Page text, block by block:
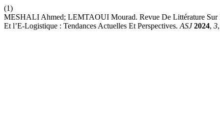
(1)
MESHALI Ahmed; LEMTAOUI Mourad. Revue De Littérature Sur
Et l’E-Logistique : Tendances Actuelles Et Perspectives. ASJ 2024, 3